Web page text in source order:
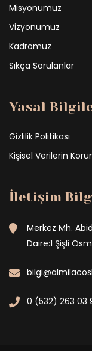
Misyonumuz
Vizyonumuz
Kadromuz
Sıkça Sorulanlar
Yasal
Gizlilik Politikası
Kişisel Verilerin
İletişim
Merkez Mh.
Daire:1 Şişli
0 (532) 263 03